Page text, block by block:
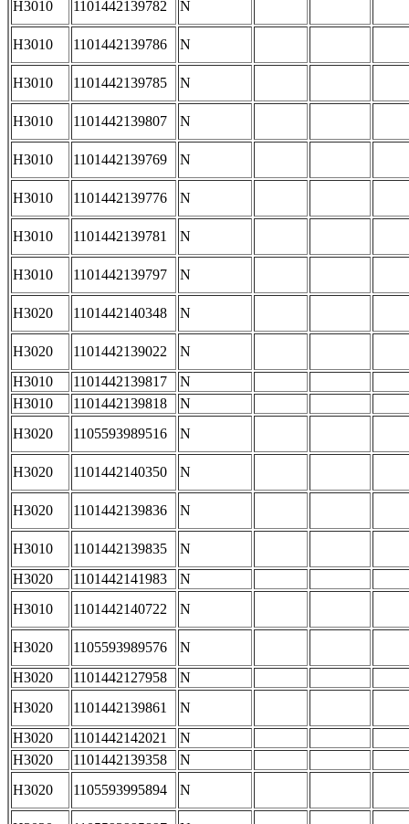
H3010 1101442139782 N
H3010 1101442139786 N
H3010 1101442139785 N
H3010 1101442139807 N
H3010 1101442139769 N
H3010 1101442139776 N
H3010 1101442139781 N
H3010 1101442139797 N
H3020 1101442140348 N
H3020 1101442139022
N
H3010
1101442139817
N
H3010
1101442139818
N
H3020
1105593989516 N
H3020 1101442140350 N
H3020 1101442139836 N
H3010 1101442139835
N
H3020
1101442141983
N
H3010
1101442140722 N
H3020 1105593989576
N
H3020
1101442127958
N
H3020
1101442139861
N
H3020
1101442142021
N
H3020
1101442139358
N
H3020
1105593995894 N